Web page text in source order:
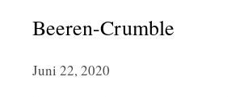
Beeren-Crumble
Juni 22, 2020